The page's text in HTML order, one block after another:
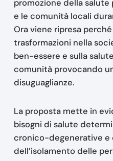
promozione della salute
e le comunità locali
Ora viene ripresa
trasformazioni nella
ben-essere e sulla
comunità provocando
disuguaglianze.
La proposta mette in
bisogni di salute
cronico-degenerative e
dell’isolamento delle